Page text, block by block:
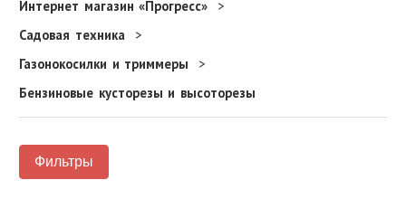
Интернет магазин «Прогресс»
Садовая техника
Газонокосилки и триммеры
Бензиновые кусторезы и высоторезы
Фильтры